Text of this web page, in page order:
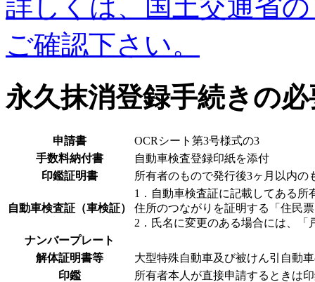
詳しくは、国土交通省
ご確認下さい。
永久抹消登録手続きの
申請書
OCRシート第3号様式の3
手数料納付書
自動車検査登録印紙を添付
印鑑証明書
所有者のもので発行後3ヶ月以内の
自動車検査証（車検証）
1．自動車検査証に記載してある
住所のつながりを証明する「住民
2．氏名に変更のある場合には、「
ナンバープレート
解体証明書等
大型特殊自動車及び被けん引自動
印鑑
所有者本人が直接申請するときは